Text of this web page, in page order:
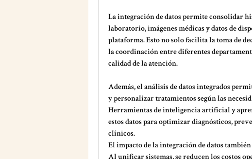
La integración de datos permite consolidar
laboratorio, imágenes médicas y datos de
plataforma. Esto no solo facilita la toma de
la coordinación entre diferentes
calidad de la atención.
Además, el análisis de datos integrados
y personalizar tratamientos según las
Herramientas de inteligencia artificial y
estos datos para optimizar diagnósticos,
clínicos.
El impacto de la integración de datos